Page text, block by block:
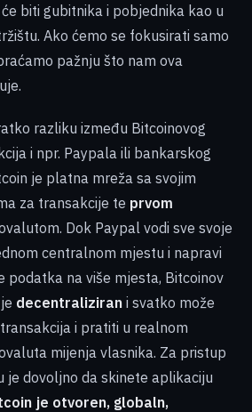
biti gubitnika i pobjednika kao u
Ako ćemo se fokusirati samo
pažnju što nam ova
razliku između Bitcoinovog
i npr. Paypala ili bankarskog
je platna mreža sa svojim
za transakcije te prvom
Dok Paypal vodi sve svoje
centralnom mjestu i napravi
podatka na više mjesta, Bitcoinov
decentraliziran i svatko može
i pratiti u realnom
mijenja vlasnika. Za pristup
je dovoljno da skinete aplikaciju
je otvoren, globaln,